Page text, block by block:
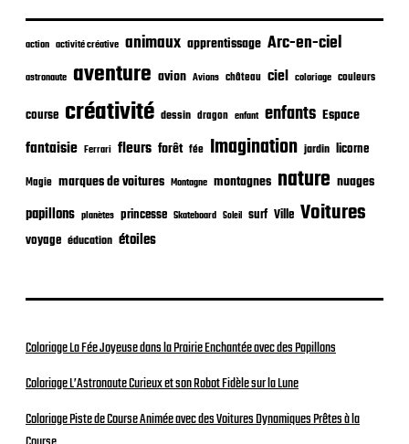
i
a
t
i
o
n
action activité créative animaux apprentissage Arc-en-ciel
astronaute aventure avion Avions château ciel coloriage couleurs
course créativité dessin dragon enfant enfants Espace
fantaisie Ferrari fleurs forêt fée Imagination jardin licorne
Magie marques de voitures Montagne montagnes nature nuages
papillons planètes princesse Skateboard Soleil surf Ville Voitures
voyage éducation étoiles
Coloriage La Fée Joyeuse dans la Prairie Enchantée avec des Papillons
Coloriage L’Astronaute Curieux et son Robot Fidèle sur la Lune
Coloriage Piste de Course Animée avec des Voitures Dynamiques Prêtes à la